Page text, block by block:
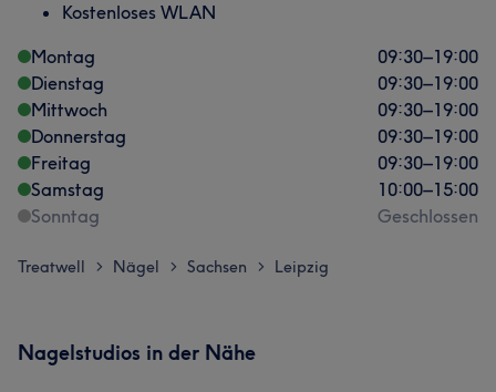
Kostenloses WLAN
Montag
09:30–19:00
Dienstag
09:30–19:00
Mittwoch
09:30–19:00
Donnerstag
09:30–19:00
Freitag
09:30–19:00
Samstag
10:00–15:00
Sonntag
Geschlossen
Treatwell > Nägel > Sachsen > Leipzig
Nagelstudios in der Nähe